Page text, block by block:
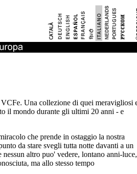
Una collezione di quei meravigliosi
il mondo durante gli ultimi 20 anni - e
che prende in ostaggio la nostra
da stare svegli tutta notte davanti a un
altro puo' vedere, lontano anni-luce,
ma allo stesso tempo